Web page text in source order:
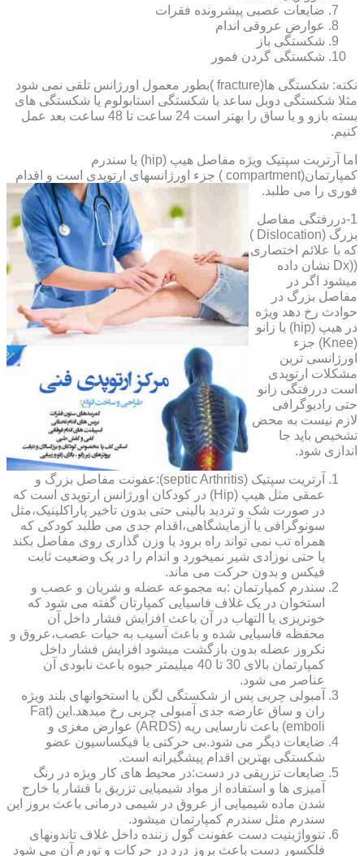
ضایعات عصبی پیشرونده فقرات
عوارض عروقی اندام
شکستگی باز
شکستگی گردن فمور
نکته: شکستگی ها(fracture )بطور معمول اورژانس تلقی نمی شود
مثلا شکستگی دوبل ساعد یا شکستگی استابولوم یا شکستگی های
بسته بازو و یا ساق را بهتر است 24 ساعت تا 48 ساعت بعد عمل
کنیم.
اما آرتریت سپتیک ویژه مفاصل هیپ (hip) یا سندرم
کمپارتمان(compartment ) جزء اورژانسهای ارتوپدی است و اقدام
فوری را می طلبد.
1-دررفتگی مفاصل
بزرگ (Dislocation )
که با علائم اختصاری
((Dx نشان داده
میشود اگر در
مفاصل بزرگ در
حوادث رخ دهد ویژه
در هیپ (hip) یا زانو
(Knee) جزء
اورژانسی ترین
مشکلات ارتوپدی
است دررفتگی زانو
حتی رادیوگرافی
لازم نیست به محض
تشخیص باید جا
اندازی شود.
آرتریت سپتیک (septic Arthritis):عفونت مفاصل بزرگ و
عمقی مثل هیپ (Hip) در کودکان اورژانس ارتوپدی است که
در صورت شک و تردید بالینی حتی بدون تاخیر پاراکلینیک،مثل
سونوگرافی یا آزمایشگاهی،اقدام جدی می طلبد کودکی که
همراه تب نمی تواند راه برود یا وزن گذاری روی مفاصل بکند
یا حتی نوزادی شیر نمیخورد و اندام را در یک وضعیت ثابت
فیکس و بدون حرکت می ماند.
سندرم کمپارتمان :به مجموعه عضله و شریان و عصب و
استخوان در یک غلاف فاسیایی کمپارتان گفته می شود که
خونریزی یا التهاب در آن باعث افزایش فشار داخل آن
محفظه فاسیایی شده و باعث آسیب به حیات عصب،عروق و
نکروز عضله بدون بازگشت میشود افزایش فشار داخل
کمپارتمان بالای 30 تا 40 میلیمتر جیوه باعث نابودی آن
عناصر می شود.
آمبولی چربی پس از شکستگی لگن یا استخوانهای بلند ویژه
ران و ساق عارضه جدی آمبولی چربی رخ میدهد.این (Fat
emboli) باعث نارسایی ریه (ARDS) عوارض مغزی و
ضایعات دیگر می شود.بی حرکتی یا فیکساسیون عضو
شکستگی بهترین اقدام پیشگیرانه است.
ضایعات تزریقی در دست:در محیط های کار ویژه در رنگ
آمیزی ها و استفاده از مواد شیمیایی تزریق با فشار یا خارج
شدن ماده شیمیایی از عروق در شیمی درمانی باعث بروز این
سندرم مثل سندرم کمپارتمان میشود.
تنوواژینیت دست عفونت گول زننده داخل غلاف تاندونهای
فلکسور دست باعث بروز درد در حرکات و تورم آن می شود